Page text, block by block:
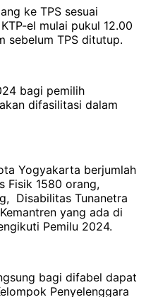
ke TPS sesuai
el mulai pukul 12.00
sebelum TPS ditutup.
bagi pemilih
difasilitasi dalam
Yogyakarta berjumlah
Fisik 1580 orang,
Disabilitas Tunanetra
yang ada di
Pemilu 2024.
bagi difabel dapat
Penyelenggara